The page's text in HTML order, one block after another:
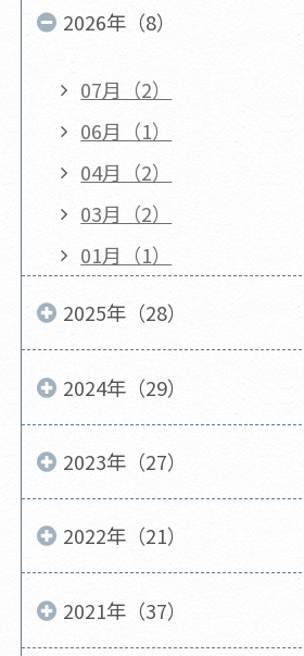
2026年（8）
07月（2）
06月（1）
04月（2）
03月（2）
01月（1）
2025年（28）
2024年（29）
2023年（27）
2022年（21）
2021年（37）